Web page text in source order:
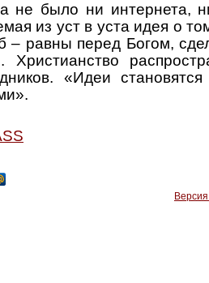
не было ни интернета,
из уст в уста идея о
– равны перед Богом,
Христианство
«Идеи